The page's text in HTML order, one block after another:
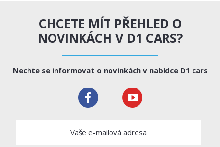
CHCETE MÍT PŘEHLED O
NOVINKÁCH V D1 CARS?
Nechte se informovat o novinkách v nabídce D1 cars